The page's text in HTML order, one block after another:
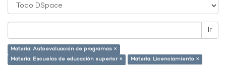
Ir
Materia: Autoevaluación de programas ×
Materia: Escuelas de educación superior ×
Materia: Licenciamiento ×